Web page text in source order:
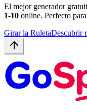
El mejor generador
1-10 online. Perfecto
Girar la RuletaDescubrir